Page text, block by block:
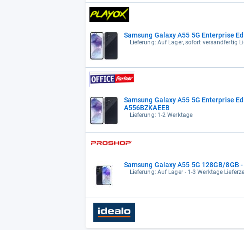
Samsung Galaxy A55 5G Enterprise
Lieferung: Auf Lager, sofort versandfertig
Samsung Galaxy A55 5G Enterprise
A556BZKAEEB
Lieferung: 1-2 Werktage
Samsung Galaxy A55 5G 128GB/8GB
Lieferung: Auf Lager - 1-3 Werktage